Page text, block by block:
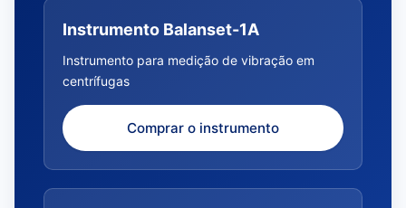
Instrumento Balanset-1A
Instrumento para medição de vibração em
centrífugas
Comprar o instrumento